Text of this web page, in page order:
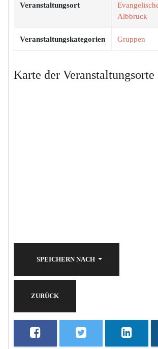
Veranstaltungsort
Albbruck
Veranstaltungskategorien Gruppen
Karte der Veranstaltungsorte
SPEICHERN NACH
ZURÜCK